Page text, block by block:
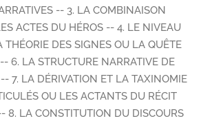
-- 3. LA COMBINAISON
ACTES DU HÉROS -- 4. LE NIVEAU
THÉORIE DES SIGNES OU LA QUÊTE
6. LA STRUCTURE NARRATIVE DE
7. LA DÉRIVATION ET LA TAXINOMIE
OU LES ACTANTS DU RÉCIT
8. LA CONSTITUTION DU DISCOURS